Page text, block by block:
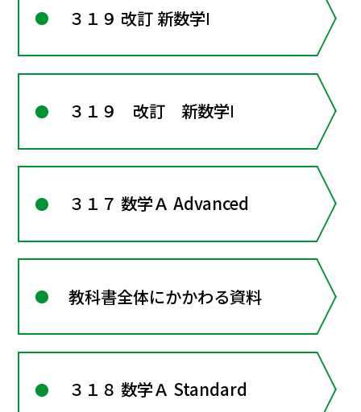
３１９ 改訂 新数学Ⅰ
３１９ 改訂 新数学Ⅰ
３１７ 数学Ａ Advanced
教科書全体にかかわる資料
３１８ 数学Ａ Standard